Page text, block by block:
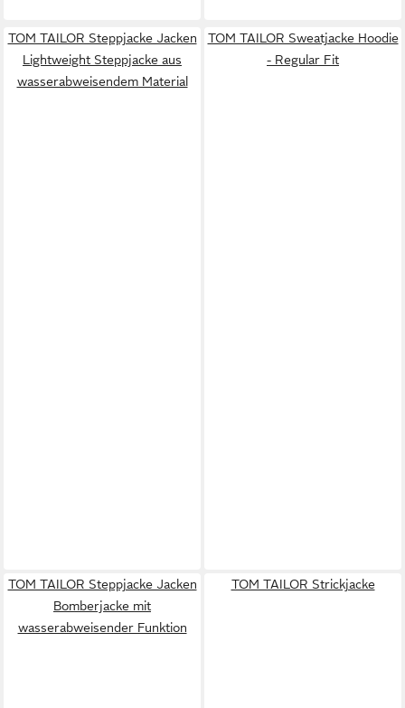
TOM TAILOR Steppjacke Jacken
Lightweight Steppjacke aus
wasserabweisendem Material
TOM TAILOR Sweatjacke Hoodie
- Regular Fit
TOM TAILOR Steppjacke Jacken
Bomberjacke mit
wasserabweisender Funktion
TOM TAILOR Strickjacke